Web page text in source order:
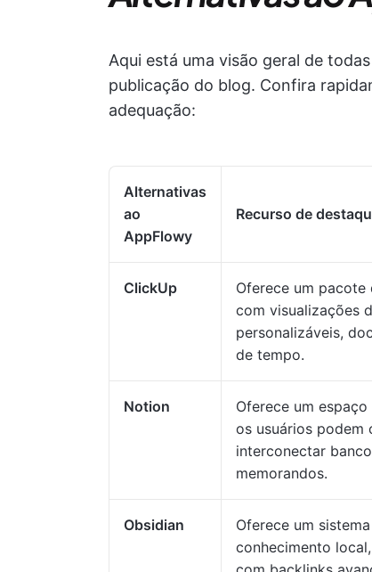
Aqui está uma visão geral de
publicação do blog. Confira
adequação:
Alternativas
ao
AppFlowy
Recurso de
ClickUp
Oferece um
com visualizações
personalizáveis,
de tempo.
Notion
Oferece um
os usuários podem
interconectar
memorandos.
Obsidian
Oferece um
conhecimento